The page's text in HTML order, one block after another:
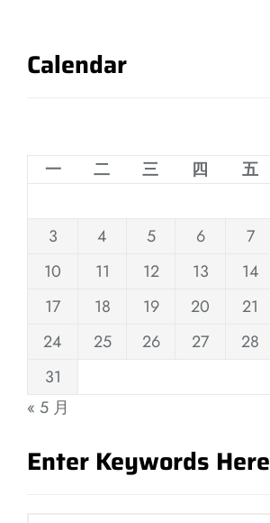
Calendar
一
二 三 四 五
3
4 5 6 7
10
11 12 13 14
17
18 19 20 21
24
25 26 27 28
31
« 5 月
Enter Keywords Here